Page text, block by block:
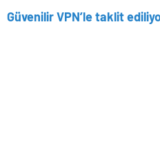
Güvenilir VPN’le taklit